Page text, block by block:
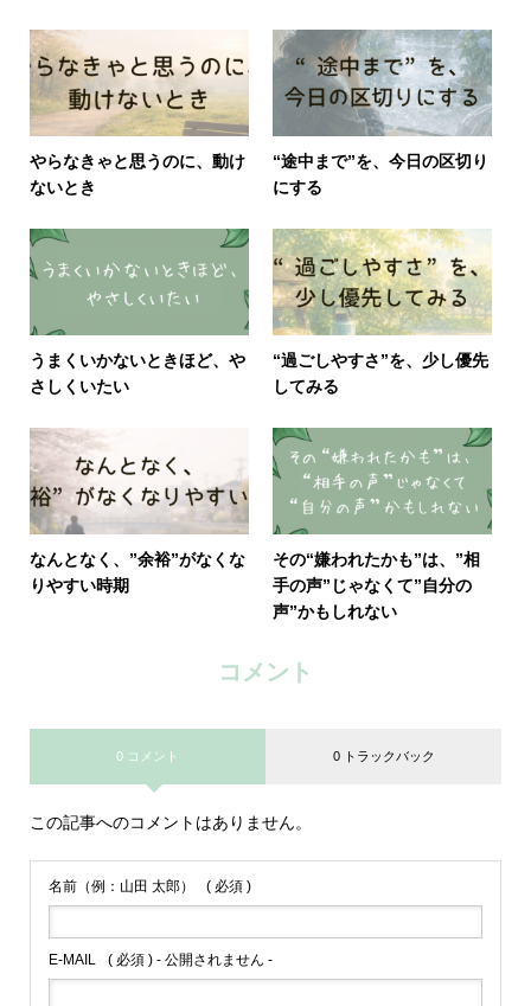
やらなきゃと思うのに、動け
ないとき
“途中まで”を、今日の区切り
にする
うまくいかないときほど、や
さしくいたい
“過ごしやすさ”を、少し優先
してみる
なんとなく、”余裕”がなくな
りやすい時期
その“嫌われたかも”は、”相
手の声”じゃなくて”自分の
声”かもしれない
コメント
0 コメント 0 トラックバック
この記事へのコメントはありません。
名前（例：山田 太郎） ( 必須 )
E-MAIL ( 必須 ) - 公開されません -